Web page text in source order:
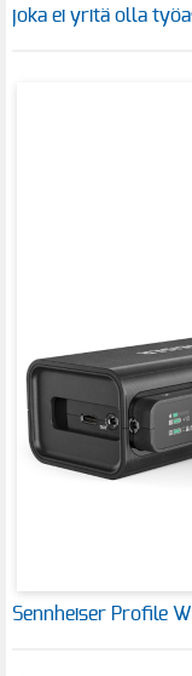
joka ei yritä olla
Sennheiser Profile